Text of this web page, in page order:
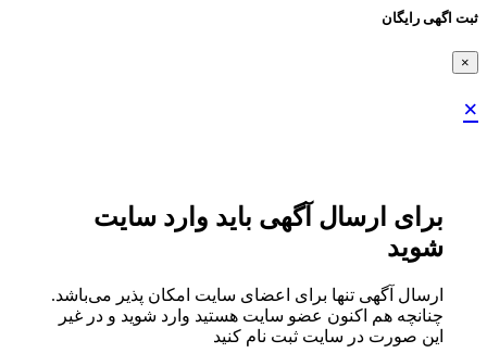
ثبت اگهی رایگان
×
×
برای ارسال آگهی باید وارد سایت
شوید
ارسال آگهی تنها برای اعضای سایت امکان پذیر می‌باشد.
چنانچه هم‌ اکنون عضو سایت هستید وارد شوید و در غیر
این صورت در سایت ثبت نام کنید